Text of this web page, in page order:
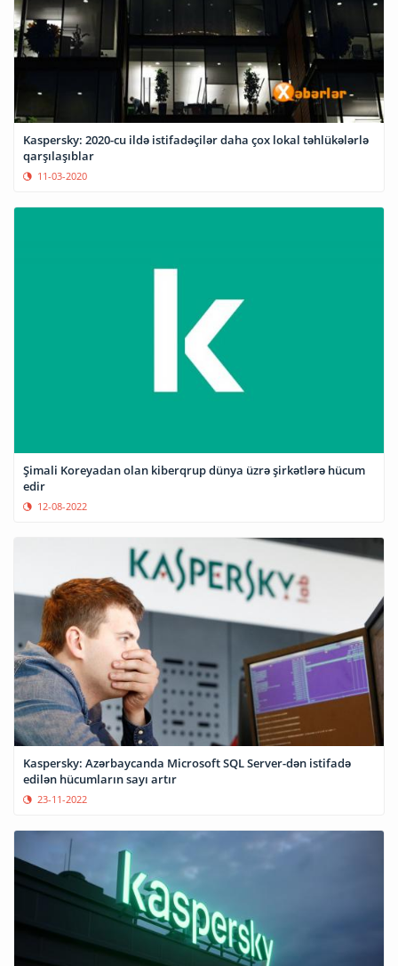
Kaspersky: 2020-cu ildə istifadəçilər daha çox lokal təhlükələrlə
qarşılaşıblar
11-03-2020
Şimali Koreyadan olan kiberqrup dünya üzrə şirkətlərə hücum
edir
12-08-2022
Kaspersky: Azərbaycanda Microsoft SQL Server-dən istifadə
edilən hücumların sayı artır
23-11-2022